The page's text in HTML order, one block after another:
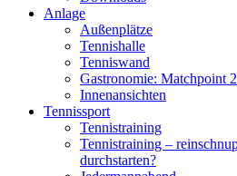
Anlage
Außenplätze
Tennishalle
Tenniswand
Gastronomie: Matchpoint
Innenansichten
Tennissport
Tennistraining
Tennistraining –
durchstarten?